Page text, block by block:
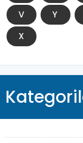
V
Y
X